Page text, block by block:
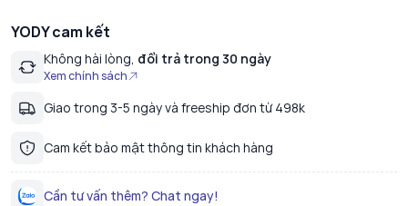
YODY cam kết
Không hài lòng, đổi trả trong 30 ngày
Xem chính sách
Giao trong 3-5 ngày và freeship đơn từ 498k
Cam kết bảo mật thông tin khách hàng
Cần tư vấn thêm? Chat ngay!